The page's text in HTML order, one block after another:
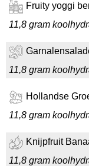
Fruity yoggi
11,8 gram
11,8 gram
Hollandse
11,8 gram
Knijpfruit
11,8 gram